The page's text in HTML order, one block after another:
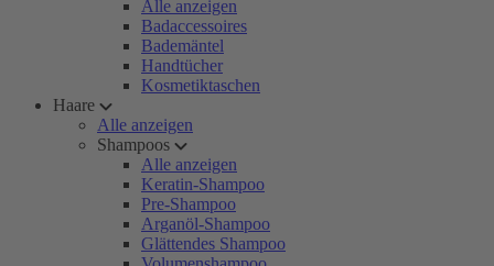
Alle anzeigen
Badaccessoires
Bademäntel
Handtücher
Kosmetiktaschen
Haare
Alle anzeigen
Shampoos
Alle anzeigen
Keratin-Shampoo
Pre-Shampoo
Arganöl-Shampoo
Glättendes Shampoo